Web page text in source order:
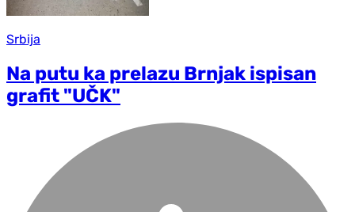
Srbija
Na putu ka prelazu Brnjak ispisan
grafit "UČK"